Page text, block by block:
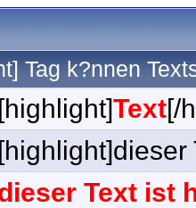
Tag k?nnen
[highlight]Text[/
[highlight]dieser
Text ist